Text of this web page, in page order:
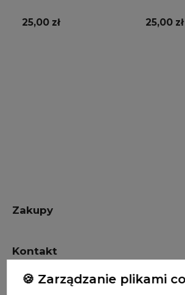
25,00 zł 25,00 zł
Zakupy
Kontakt
🍪 Zarządzanie plikami